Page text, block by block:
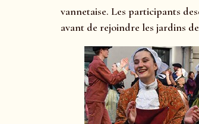
vannetaise. Les participants
avant de rejoindre les jardins